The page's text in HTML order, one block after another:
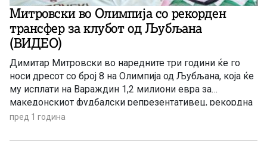
Митровски во Олимпија со рекорден
трансфер за клубот од Љубљана
(ВИДЕО)
Димитар Митровски во наредните три години ќе го
носи дресот со број 8 на Олимпија од Љубљана, која ќе
му исплати на Вараждин 1,2 милиони евра за
македонскиот фудбалски репрезентативец, рекордна
отштета за осумкратниот словенечки шампион. „Од
во престолнината“, објавија „змајчеки“ на социјалните
пред 1 година